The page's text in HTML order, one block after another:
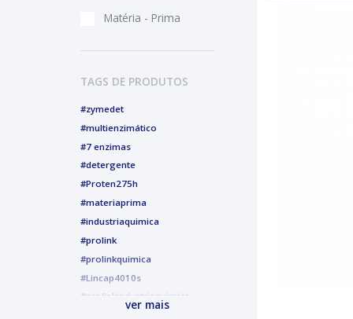
Matéria - Prima
TAGS DE PRODUTOS
#zymedet
#multienzimático
#7 enzimas
#detergente
#Proten275h
#materiaprima
#industriaquimica
#prolink
#prolinkquimica
#Lincap4010s
#prolinkindustriaquimica
ver mais